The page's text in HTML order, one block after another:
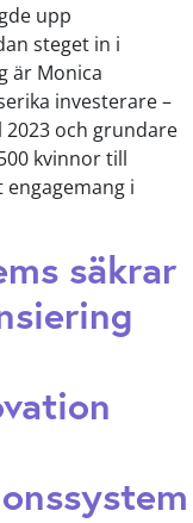
upp
steget in i
är Monica
investerare –
och grundare
kvinnor till
i
säkrar